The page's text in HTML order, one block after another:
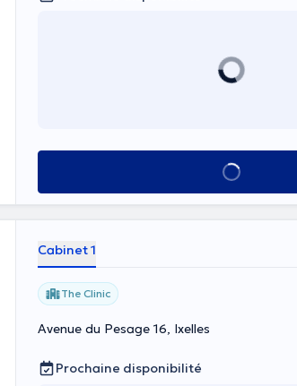
Voir tout
Cabinet 1
The Clinic
Avenue du Pesage 16, Ixelles
Prochaine disponibilité